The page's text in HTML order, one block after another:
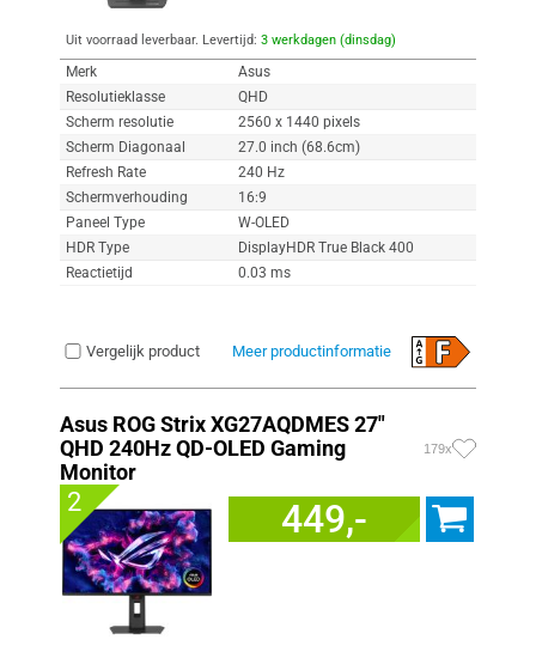
Uit voorraad leverbaar. Levertijd: 3 werkdagen (dinsdag)
Merk
Asus
Resolutieklasse
QHD
Scherm resolutie
2560 x 1440 pixels
Scherm Diagonaal
27.0 inch (68.6cm)
Refresh Rate
240 Hz
Schermverhouding
16:9
Paneel Type
W-OLED
HDR Type
DisplayHDR True Black 400
Reactietijd
0.03 ms
Vergelijk product Meer productinformatie
Asus ROG Strix XG27AQDMES 27"
QHD 240Hz QD-OLED Gaming
Monitor
179x
2 449,-